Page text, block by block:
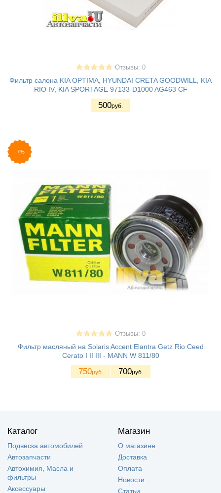
Отзывы: 0
Фильтр салона KIA OPTIMA, HYUNDAI CRETA GOODWILL, KIA
RIO IV, KIA SPORTAGE 97133-D1000 AG463 CF
500руб.
-7%
Отзывы: 0
Фильтр масляный на Solaris Accent Elantra Getz Rio Ceed
Cerato I II III - MANN W 811/80
750руб. 700руб.
Каталог
Подвеска автомобилей
Автозапчасти
Автохимия, Масла и
фильтры
Аксессуары
Магазин
О магазине
Доставка
Оплата
Новости
Статьи